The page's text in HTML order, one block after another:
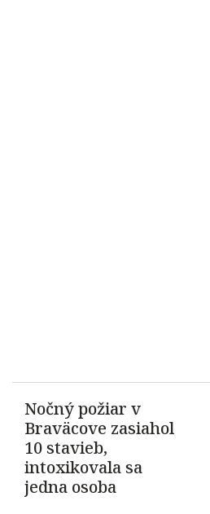
Nočný požiar v
Braväcove zasiahol
10 stavieb,
intoxikovala sa
jedna osoba